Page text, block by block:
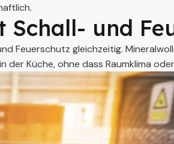
und
Feuerschutz gleichzeitig.
Küche, ohne dass Raumklima